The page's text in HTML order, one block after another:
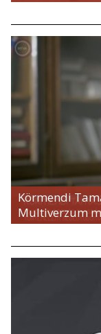
Körmendi
Multiverzum